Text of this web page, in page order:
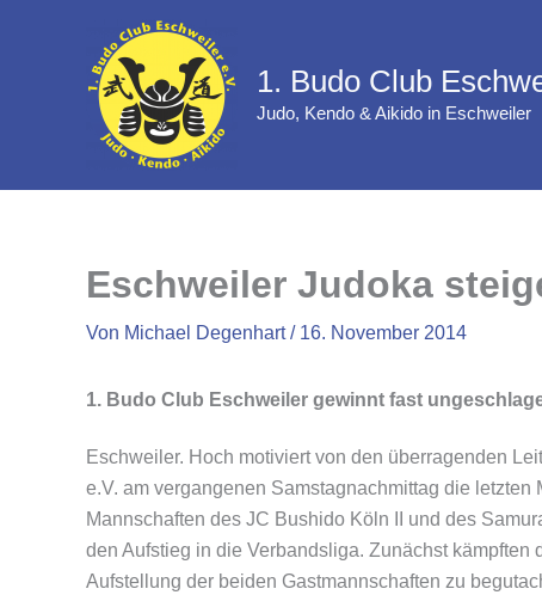
1. Budo Club
Judo, Kendo & Aikido in Eschweiler
Eschweiler Judoka
Von Michael Degenhart/ 16. November 2014
1. Budo Club Eschweiler gewinnt fast
Eschweiler. Hoch motiviert von den überragenden
e.V. am vergangenen Samstagnachmittag die
Mannschaften des JC Bushido Köln II und des
den Aufstieg in die Verbandsliga. Zunächst
Aufstellung der beiden Gastmannschaften zu